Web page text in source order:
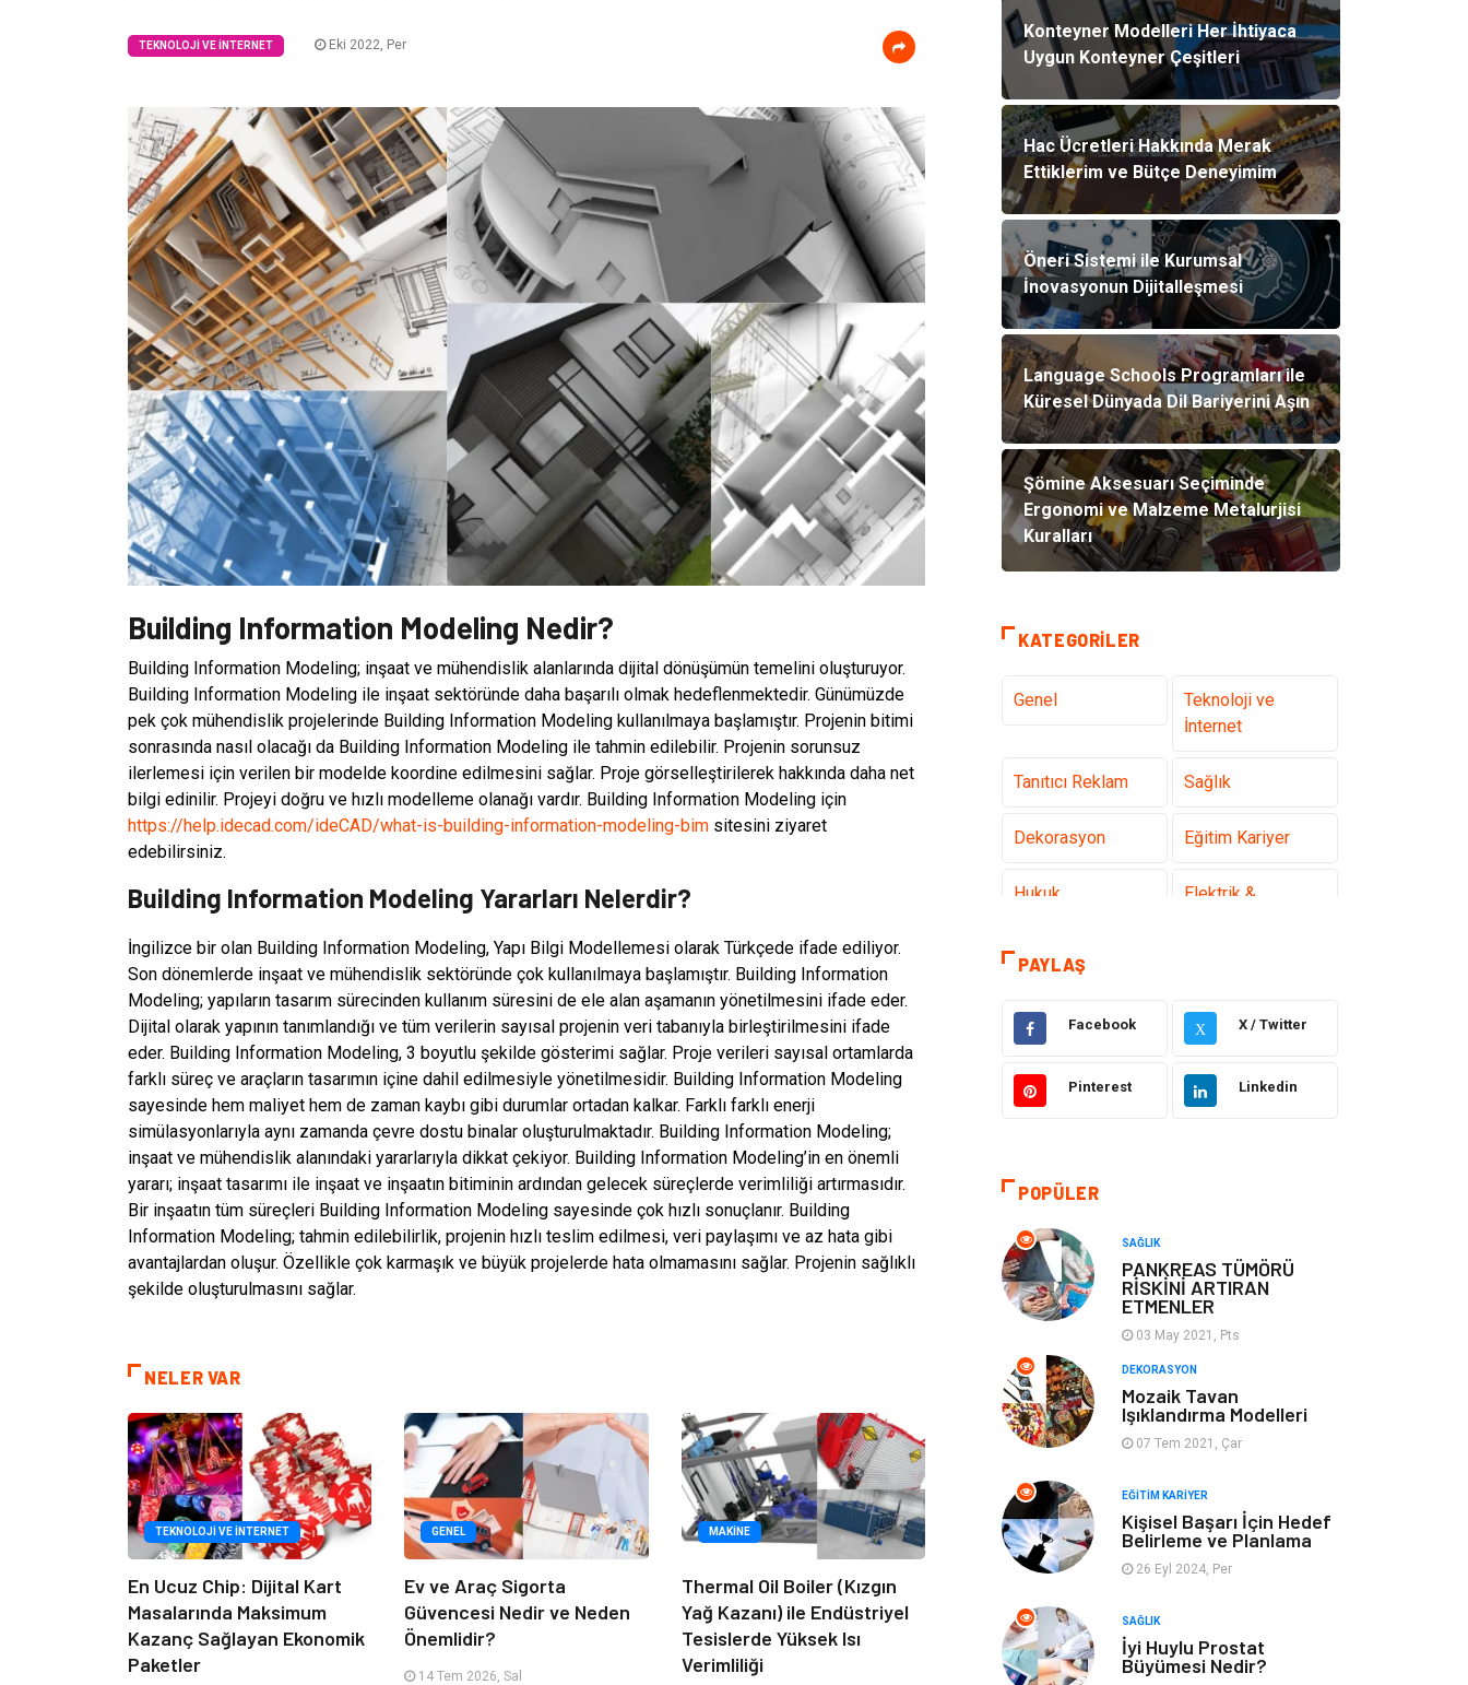
TEKNOLOJI VE İNTERNET Eki 2022, Per
Building Information Modeling Nedir?
Building Information Modeling; inşaat ve mühendislik alanlarında dijital dönüşümün temelini oluşturuyor.
Building Information Modeling ile inşaat sektöründe daha başarılı olmak hedeflenmektedir. Günümüzde
pek çok mühendislik projelerinde Building Information Modeling kullanılmaya başlamıştır. Projenin bitimi
sonrasında nasıl olacağı da Building Information Modeling ile tahmin edilebilir. Projenin sorunsuz
ilerlemesi için verilen bir modelde koordine edilmesini sağlar. Proje görselleştirilerek hakkında daha net
bilgi edinilir. Projeyi doğru ve hızlı modelleme olanağı vardır. Building Information Modeling için
https://help.idecad.com/ideCAD/what-is-building-information-modeling-bim sitesini ziyaret
edebilirsiniz.
Building Information Modeling Yararları Nelerdir?
İngilizce bir olan Building Information Modeling, Yapı Bilgi Modellemesi olarak Türkçede ifade ediliyor.
Son dönemlerde inşaat ve mühendislik sektöründe çok kullanılmaya başlamıştır. Building Information
Modeling; yapıların tasarım sürecinden kullanım süresini de ele alan aşamanın yönetilmesini ifade eder.
Dijital olarak yapının tanımlandığı ve tüm verilerin sayısal projenin veri tabanıyla birleştirilmesini ifade
eder. Building Information Modeling, 3 boyutlu şekilde gösterimi sağlar. Proje verileri sayısal ortamlarda
farklı süreç ve araçların tasarımın içine dahil edilmesiyle yönetilmesidir. Building Information Modeling
sayesinde hem maliyet hem de zaman kaybı gibi durumlar ortadan kalkar. Farklı farklı enerji
simülasyonlarıyla aynı zamanda çevre dostu binalar oluşturulmaktadır. Building Information Modeling;
inşaat ve mühendislik alanındaki yararlarıyla dikkat çekiyor. Building Information Modeling’in en önemli
yararı; inşaat tasarımı ile inşaat ve inşaatın bitiminin ardından gelecek süreçlerde verimliliği artırmasıdır.
Bir inşaatın tüm süreçleri Building Information Modeling sayesinde çok hızlı sonuçlanır. Building
Information Modeling; tahmin edilebilirlik, projenin hızlı teslim edilmesi, veri paylaşımı ve az hata gibi
avantajlardan oluşur. Özellikle çok karmaşık ve büyük projelerde hata olmamasını sağlar. Projenin sağlıklı
şekilde oluşturulmasını sağlar.
NELER VAR
TEKNOLOJI VE İNTERNET
En Ucuz Chip: Dijital Kart
Masalarında Maksimum
Kazanç Sağlayan Ekonomik
Paketler
GENEL
Ev ve Araç Sigorta
Güvencesi Nedir ve Neden
Önemlidir?
14 Tem 2026, Sal
MAKINE
Thermal Oil Boiler (Kızgın
Yağ Kazanı) ile Endüstriyel
Tesislerde Yüksek Isı
Verimliliği
Konteyner Modelleri Her İhtiyaca
Uygun Konteyner Çeşitleri
Hac Ücretleri Hakkında Merak
Ettiklerim ve Bütçe Deneyimim
Öneri Sistemi ile Kurumsal
İnovasyonun Dijitalleşmesi
Language Schools Programları ile
Küresel Dünyada Dil Bariyerini Aşın
Şömine Aksesuarı Seçiminde
Ergonomi ve Malzeme Metalurjisi
Kuralları
KATEGORILER
Genel
Teknoloji ve
İnternet
Tanıtıcı Reklam Sağlık
Dekorasyon Eğitim Kariyer
Hukuk
Elektrik &
Giyim
Güzellik Bakım Gıda
Otomotiv Sağlıklı Yaşam
Moda
Anne Çocuk Emlak
Genel Kültür
Mobilya
Gençlik ve
Eğlence
Ev işleri Astroloji
Sigorta Spor Malzemeleri
PAYLAŞ
Facebook X X / Twitter
Pinterest Linkedin
POPÜLER
SAĞLIK
PANKREAS TÜMÖRÜ
RİSKİNİ ARTIRAN
ETMENLER
03 May 2021, Pts
DEKORASYON
Mozaik Tavan
Işıklandırma Modelleri
07 Tem 2021, Çar
EĞITIM KARIYER
Kişisel Başarı İçin Hedef
Belirleme ve Planlama
26 Eyl 2024, Per
SAĞLIK
İyi Huylu Prostat
Büyümesi Nedir?